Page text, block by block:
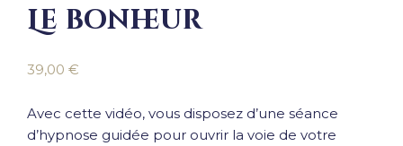
Le bonheur
39,00 €
Avec cette vidéo, vous disposez d’une séance
d’hypnose guidée pour ouvrir la voie de votre